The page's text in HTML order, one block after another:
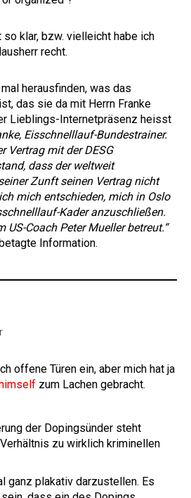
klar, bzw. vielleicht habe ich
recht.
herausfinden, was das
das sie da mit Herrn Franke
Lieblings-Internetpräsenz heisst
Eisschnelllauf-Bundestrainer.
Vertrag mit der DESG
dass der weltweit
Zunft seinen Vertrag nicht
mich entschieden, mich in Oslo
Kader anzuschließen.
US-Coach Peter Mueller betreut.“
Information.
offene Türen ein, aber mich hat ja
zum Lachen gebracht.
der Dopingsünder steht
zu wirklich kriminellen
ganz plakativ darzustellen. Es